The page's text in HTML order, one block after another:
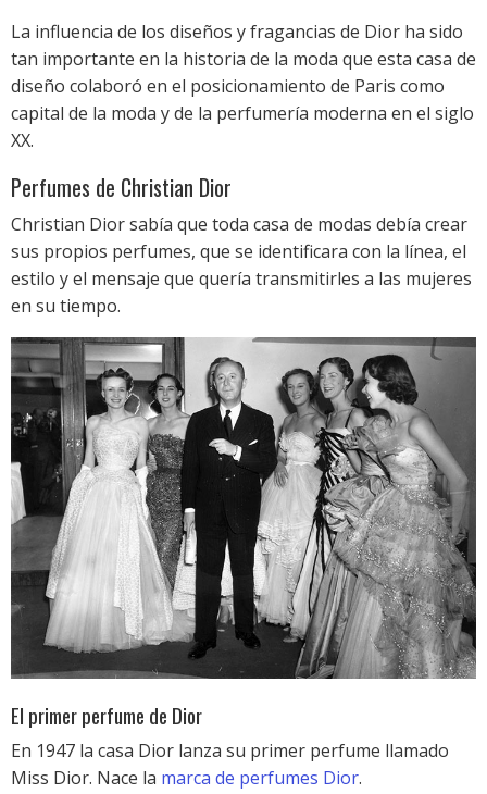
La influencia de los diseños y fragancias de Dior ha sido
tan importante en la historia de la moda que esta casa de
diseño colaboró en el posicionamiento de Paris como
capital de la moda y de la perfumería moderna en el siglo
XX.
Perfumes de Christian Dior
Christian Dior sabía que toda casa de modas debía crear
sus propios perfumes, que se identificara con la línea, el
estilo y el mensaje que quería transmitirles a las mujeres
en su tiempo.
El primer perfume de Dior
En 1947 la casa Dior lanza su primer perfume llamado
Miss Dior. Nace la marca de perfumes Dior.